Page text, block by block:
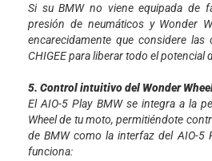
Si su BMW no viene equipada de
presión de neumáticos y Wonder
encarecidamente que considere las
CHIGEE para liberar todo el potencial
5. Control intuitivo del Wonder
El AIO-5 Play BMW se integra a la
Wheel de tu moto, permitiéndote
de BMW como la interfaz del AIO-5
funciona: